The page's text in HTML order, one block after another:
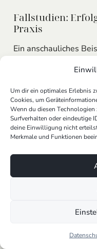
Um dir ein optimales Erlebnis
Cookies, um
Wenn du diesen
Surfverhalten oder eindeutige
deine Einwilligung nicht
Merkmale und Funktionen
Fallstudien:
Praxis
Ein anschauliches
mittelständisches
Einsatz unserer
Kundenservice-
Durch
die spezifisch auf die
Kunden
gestützten
Werbekampagnen
Umsatzsteigerung
KI-Integration